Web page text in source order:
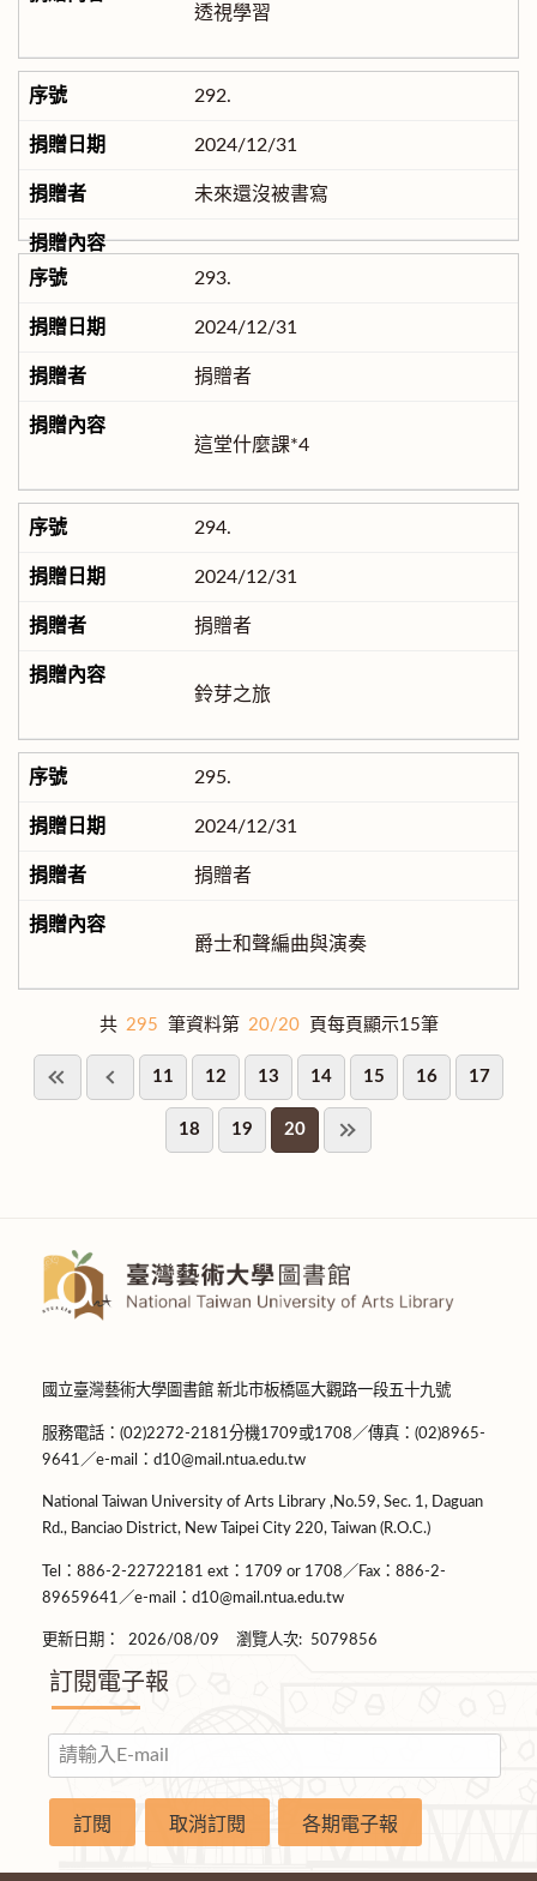
透視學習
292.
2024/12/31
未來還沒被書寫
293.
2024/12/31
捐贈者
這堂什麼課*4
294.
2024/12/31
捐贈者
鈴芽之旅
295.
2024/12/31
捐贈者
爵士和聲編曲與演奏
共 295 筆資料第 20/20 頁每頁顯示15筆
11 12 13 14 15 16 17
18 19 20
國立臺灣藝術大學圖書館 新北市板橋區大觀路一段五十九號
服務電話：(02)2272-2181分機1709或1708／傳真：(02)8965-
9641／e-mail：d10@mail.ntua.edu.tw
National Taiwan University of Arts Library ,No.59, Sec. 1, Daguan
Rd., Banciao District, New Taipei City 220, Taiwan (R.O.C.)
Tel：886-2-22722181 ext：1709 or 1708／Fax：886-2-
89659641／e-mail：d10@mail.ntua.edu.tw
更新日期： 2026/08/09 瀏覽人次: 5079856
訂閱電子報